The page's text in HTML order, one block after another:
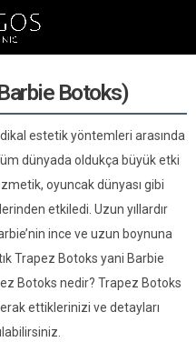
Botoks)
estetik yöntemleri arasında
dünyada oldukça büyük etki
oyuncak dünyası gibi
etkiledi. Uzun yıllardır
ince ve uzun boynuna
Trapez Botoks yani Barbie
Botoks nedir? Trapez Botoks
ettiklerinizi ve detayları